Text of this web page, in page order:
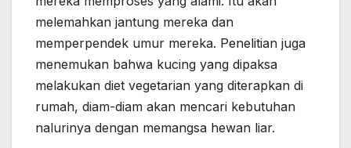
melemahkan jantung mereka dan
memperpendek umur mereka. Penelitian juga
menemukan bahwa kucing yang dipaksa
melakukan diet vegetarian yang diterapkan di
rumah, diam-diam akan mencari kebutuhan
nalurinya dengan memangsa hewan liar.